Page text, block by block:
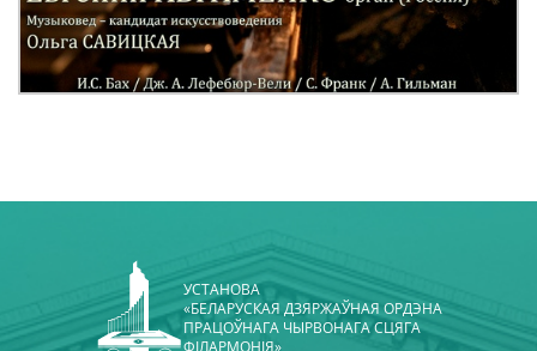
УСТАНОВА
«БЕЛАРУСКАЯ ДЗЯРЖАЎНАЯ ОРДЭНА
ПРАЦОЎНАГА ЧЫРВОНАГА СЦЯГА
ФІЛАРМОНІЯ»